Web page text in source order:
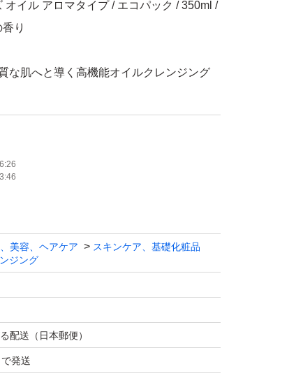
オイル アロマタイプ / エコパック / 350ml /
り
な肌へと導く高機能オイルクレンジング
クレンズオイル ピースフルオレンジ エコ
使用
ります。
合、発送方法の変更を＋料金で可能で
いただければ対応させていただきます。
美容、ヘアケア
スキンケア、基礎化粧品
ジング
配送（日本郵便）
発送